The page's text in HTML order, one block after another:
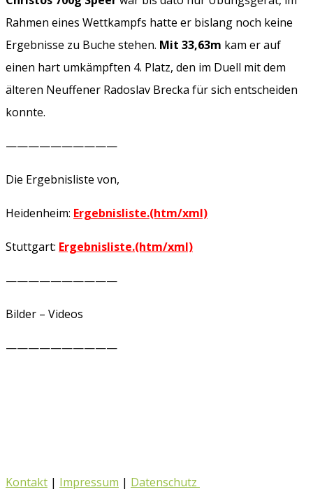
Rahmen eines Wettkampfs hatte er bislang noch keine
Ergebnisse zu Buche stehen. Mit 33,63m kam er auf
einen hart umkämpften 4. Platz, den im Duell mit dem
älteren Neuffener Radoslav Brecka für sich entscheiden
konnte.
——————————
Die Ergebnisliste von,
Heidenheim: Ergebnisliste.(htm/xml)
Stuttgart: Ergebnisliste.(htm/xml)
——————————
Bilder – Videos
——————————
Kontakt | Impressum | Datenschutz